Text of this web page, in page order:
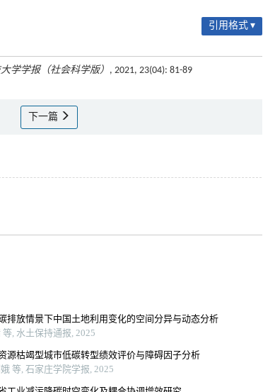
引用格式 ▾
学学报（社会科学版） , 2021, 23(04): 81-89
下一篇